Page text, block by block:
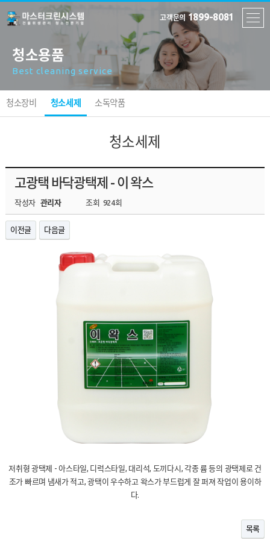
고객문의 1899-8081
청소용품
Best cleaning service
청소장비 청소세제 소독약품
청소세제
고광택 바닥광택제 - 이 왁스
작성자 관리자 조회 924회
이전글 다음글
저취형 광택제 - 아스타일, 디럭스타일, 대리석, 도끼다시, 각종 륨 등의 광택제로 건
조가 빠르며 냄새가 적고, 광택이 우수하고 왁스가 부드럽게 잘 퍼져 작업이 용이하
다.
목록